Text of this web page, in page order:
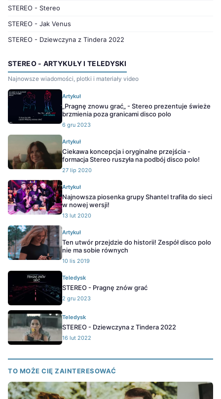
STEREO - Stereo
STEREO - Jak Venus
STEREO - Dziewczyna z Tindera 2022
STEREO - ARTYKUŁY I TELEDYSKI
Najnowsze wiadomości, plotki i materiały video
Artykuł
„Pragnę znowu grać„ - Stereo prezentuje świeże
brzmienia poza granicami disco polo
6 gru 2023
Artykuł
Ciekawa koncepcja i oryginalne przejścia -
formacja Stereo ruszyła na podbój disco polo!
27 lip 2020
Artykuł
Najnowsza piosenka grupy Shantel trafiła do sieci
w nowej wersji!
13 lut 2020
Artykuł
Ten utwór przejdzie do historii! Zespół disco polo
nie ma sobie równych
10 lis 2019
Teledysk
STEREO - Pragnę znów grać
2 gru 2023
Teledysk
STEREO - Dziewczyna z Tindera 2022
16 lut 2022
TO MOŻE CIĘ ZAINTERESOWAĆ